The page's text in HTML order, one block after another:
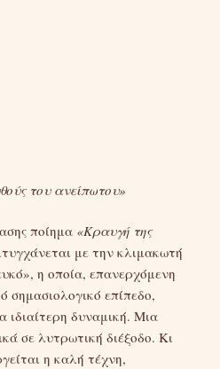
του ανείπωτου»
ποίημα «Κραυγή της
με την κλιμακωτή
η οποία, επανερχόμενη
σημασιολογικό επίπεδο,
ιδιαίτερη δυναμική. Μια
σε λυτρωτική διέξοδο. Κι
η καλή τέχνη,